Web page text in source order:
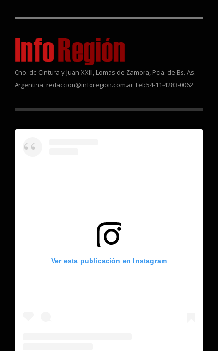
Cno. de Cintura y Juan XXIII, Lomas de Zamora, Pcia. de Bs. As.
Argentina. redaccion@inforegion.com.ar Tel: 54-11-4283-0062
Ver esta publicación en Instagram